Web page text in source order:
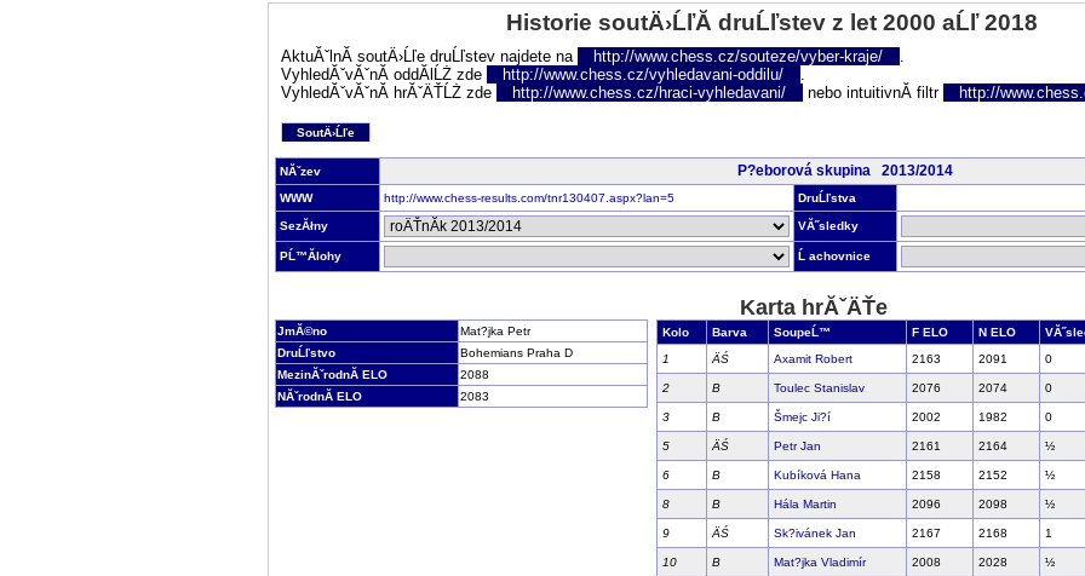
Historie soutÄ›ĹľĂ­ druĹľstev z let 2000 aĹľ 2018
AktuĂˇlnĂ­ soutÄ›Ĺľe druĹľstev najdete na http://www.chess.cz/souteze/vyber-kraje/
.
VyhledĂˇvĂˇnĂ­ oddĂ­lĹŻ zde
http://www.chess.cz/vyhledavani-oddilu/
.
VyhledĂˇvĂˇnĂ­ hrĂˇÄŤĹŻ zde
http://www.chess.cz/hraci-vyhledavani/ nebo intuitivnĂ­ filtr http://
SoutÄ›Ĺľe
NĂˇzev P?eborová skupina 2013/2014
WWW http://www.chess-results.com/tnr130407.aspx?lan=5 DruĹľstva
SezĂłny VĂ˝sledky
PĹ™Ă­lohy Ĺ achovnice
Karta hrĂˇÄŤe
JmĂ©no
Mat?jka Petr
DruĹľstvo
Bohemians Praha D
MezinĂˇrodnĂ­ ELO
2088
NĂˇrodnĂ­ ELO
2083
Kolo Barva SoupeĹ™ F ELO N ELO
1
ÄŚ Axamit Robert 2163 2091 0
2 B Toulec Stanislav 2076 2074 0
3 B Šmejc Ji?í 2002 1982 0
5 ÄŚ Petr Jan 2161 2164 ½
6 B Kubíková Hana 2158 2152 ½
8 B Hála Martin 2096 2098 ½
9 ÄŚ Sk?ivánek Jan 2167 2168 1
10 B Mat?jka Vladimír 2008 2028 ½